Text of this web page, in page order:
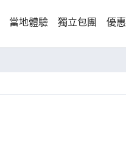
當地體驗 獨立包團 優惠